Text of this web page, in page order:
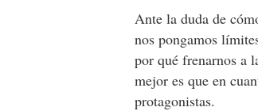
Ante la duda de
nos pongamos
por qué frenarnos a
mejor es que en
protagonistas.